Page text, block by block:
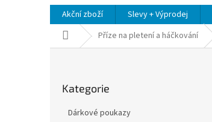
Akční zboží Slevy + Výprodej
Domů Příze na pletení a háčkování
kategorie
Kategorie
Dárkové poukazy